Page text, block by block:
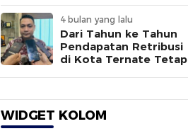
4 bulan yang lalu
Dari Tahun ke Tahun
Pendapatan Retribusi
di Kota Ternate Tetap
WIDGET KOLOM